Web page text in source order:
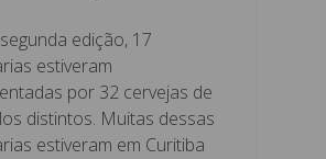
edição, 17
estiveram
por 32 cervejas de
distintos. Muitas dessas
estiveram em Curitiba